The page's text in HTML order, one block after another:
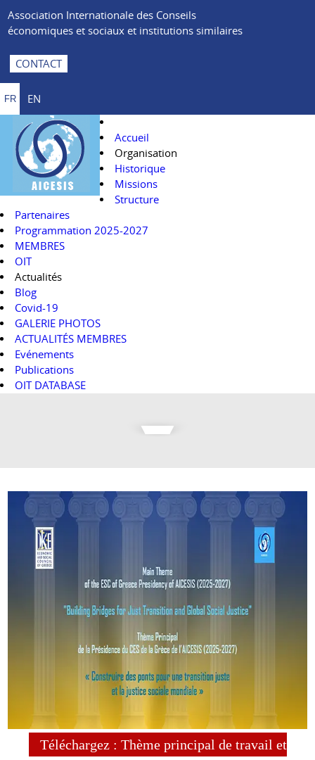
Association Internationale des Conseils
économiques et sociaux et institutions similaires
CONTACT
FR EN
Accueil
Organisation
Historique
Missions
Structure
Partenaires
Programmation 2025-2027
MEMBRES
OIT
Actualités
Blog
Covid-19
GALERIE PHOTOS
ACTUALITÉS MEMBRES
Evénements
Publications
OIT DATABASE
Téléchargez : Thème principal de travail et